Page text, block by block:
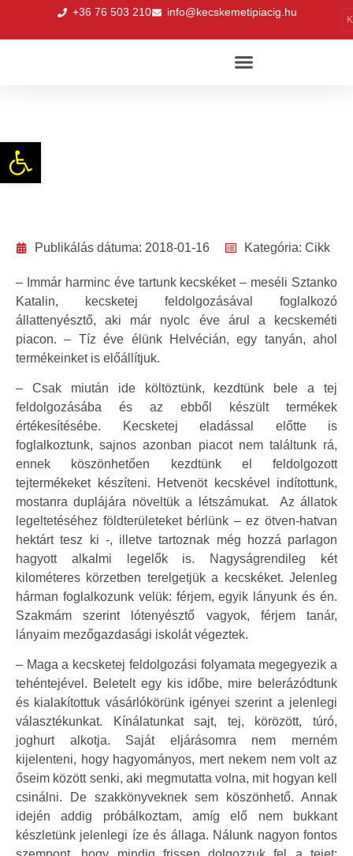
+36 76 503 210 info@kecskemetipiacig.hu
Publikálás dátuma: 2018-01-16 Kategória: Cikk
– Immár harminc éve tartunk kecskéket – meséli Sztanko
Katalin, kecsketej feldolgozásával foglalkozó
állattenyésztő, aki már nyolc éve árul a kecskeméti
piacon. – Tíz éve élünk Helvécián, egy tanyán, ahol
termékeinket is előállítjuk.
– Csak miután ide költöztünk, kezdtünk bele a tej
feldolgozásába és az ebből készült termékek
értékesítésébe. Kecsketej eladással előtte is
foglalkoztunk, sajnos azonban piacot nem találtunk rá,
ennek köszönhetően kezdtünk el feldolgozott
tejtermékeket készíteni. Hetvenöt kecskével indítottunk,
mostanra duplájára növeltük a létszámukat. Az állatok
legeltetéséhez földterületeket bérlünk – ez ötven-hatvan
hektárt tesz ki -, illetve tartoznak még hozzá parlagon
hagyott alkalmi legelők is. Nagyságrendileg két
kilométeres körzetben terelgetjük a kecskéket. Jelenleg
hárman foglalkozunk velük: férjem, egyik lányunk és én.
Szakmám szerint lótenyésztő vagyok, férjem tanár,
lányaim mezőgazdasági iskolát végeztek.
– Maga a kecsketej feldolgozási folyamata megegyezik a
tehéntejével. Beletelt egy kis időbe, mire belerázódtunk
és kialakítottuk vásárlókörünk igényei szerint a jelenlegi
választékunkat. Kínálatunkat sajt, tej, körözött, túró,
joghurt alkotja. Saját eljárásomra nem merném
kijelenteni, hogy hagyományos, mert nekem nem volt az
őseim között senki, aki megmutatta volna, mit hogyan kell
csinálni. De szakkönyveknek sem köszönhető. Annak
idején addig próbálkoztam, amíg elő nem bukkant
készletünk jelenlegi íze és állaga. Nálunk nagyon fontos
Eszköztár megnyitása